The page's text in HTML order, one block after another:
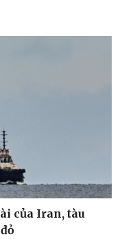
của Iran, tàu